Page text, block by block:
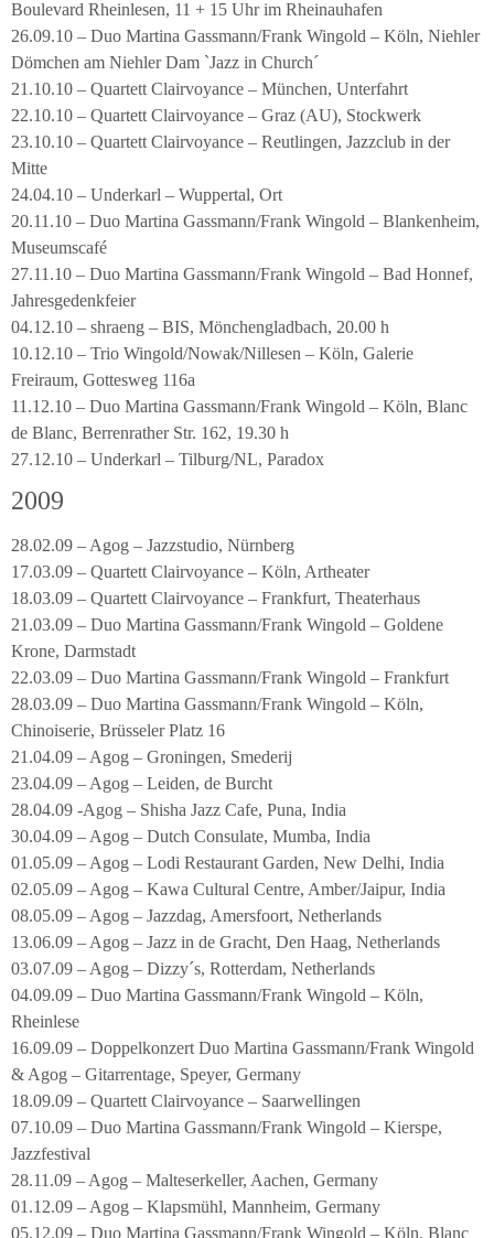
Boulevard Rheinlesen, 11 + 15 Uhr im Rheinauhafen
26.09.10 – Duo Martina Gassmann/Frank Wingold – Köln, Niehler
Dömchen am Niehler Dam `Jazz in Church´
21.10.10 – Quartett Clairvoyance – München, Unterfahrt
22.10.10 – Quartett Clairvoyance – Graz (AU), Stockwerk
23.10.10 – Quartett Clairvoyance – Reutlingen, Jazzclub in der
Mitte
24.04.10 – Underkarl – Wuppertal, Ort
20.11.10 – Duo Martina Gassmann/Frank Wingold – Blankenheim,
Museumscafé
27.11.10 – Duo Martina Gassmann/Frank Wingold – Bad Honnef,
Jahresgedenkfeier
04.12.10 – shraeng – BIS, Mönchengladbach, 20.00 h
10.12.10 – Trio Wingold/Nowak/Nillesen – Köln, Galerie
Freiraum, Gottesweg 116a
11.12.10 – Duo Martina Gassmann/Frank Wingold – Köln, Blanc
de Blanc, Berrenrather Str. 162, 19.30 h
27.12.10 – Underkarl – Tilburg/NL, Paradox
2009
28.02.09 – Agog – Jazzstudio, Nürnberg
17.03.09 – Quartett Clairvoyance – Köln, Artheater
18.03.09 – Quartett Clairvoyance – Frankfurt, Theaterhaus
21.03.09 – Duo Martina Gassmann/Frank Wingold – Goldene
Krone, Darmstadt
22.03.09 – Duo Martina Gassmann/Frank Wingold – Frankfurt
28.03.09 – Duo Martina Gassmann/Frank Wingold – Köln,
Chinoiserie, Brüsseler Platz 16
21.04.09 – Agog – Groningen, Smederij
23.04.09 – Agog – Leiden, de Burcht
28.04.09 -Agog – Shisha Jazz Cafe, Puna, India
30.04.09 – Agog – Dutch Consulate, Mumba, India
01.05.09 – Agog – Lodi Restaurant Garden, New Delhi, India
02.05.09 – Agog – Kawa Cultural Centre, Amber/Jaipur, India
08.05.09 – Agog – Jazzdag, Amersfoort, Netherlands
13.06.09 – Agog – Jazz in de Gracht, Den Haag, Netherlands
03.07.09 – Agog – Dizzy´s, Rotterdam, Netherlands
04.09.09 – Duo Martina Gassmann/Frank Wingold – Köln,
Rheinlese
16.09.09 – Doppelkonzert Duo Martina Gassmann/Frank Wingold
& Agog – Gitarrentage, Speyer, Germany
18.09.09 – Quartett Clairvoyance – Saarwellingen
07.10.09 – Duo Martina Gassmann/Frank Wingold – Kierspe,
Jazzfestival
28.11.09 – Agog – Malteserkeller, Aachen, Germany
01.12.09 – Agog – Klapsmühl, Mannheim, Germany
05.12.09 – Duo Martina Gassmann/Frank Wingold – Köln, Blanc